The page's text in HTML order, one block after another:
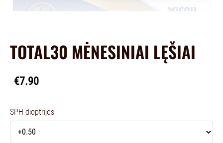
TOTAL30 MĖNESINIAI LĘŠIAI
€7.90
SPH dioptrijos